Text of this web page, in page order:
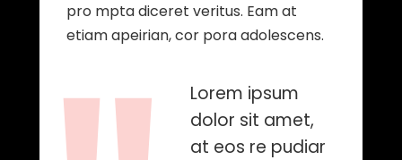
pro mpta diceret veritus. Eam at
etiam apeirian, cor pora adolescens.
Lorem ipsum
dolor sit amet,
at eos re pudiar